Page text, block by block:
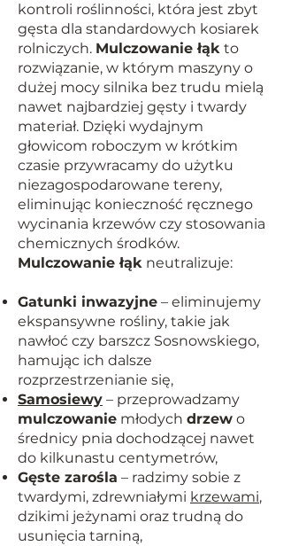
kontroli roślinności, która jest zbyt
gęsta dla standardowych kosiarek
rolniczych. Mulczowanie łąk to
rozwiązanie, w którym maszyny o
dużej mocy silnika bez trudu mielą
nawet najbardziej gęsty i twardy
materiał. Dzięki wydajnym
głowicom roboczym w krótkim
czasie przywracamy do użytku
niezagospodarowane tereny,
eliminując konieczność ręcznego
wycinania krzewów czy stosowania
chemicznych środków.
Mulczowanie łąk neutralizuje:
Gatunki inwazyjne – eliminujemy
ekspansywne rośliny, takie jak
nawłoć czy barszcz Sosnowskiego,
hamując ich dalsze
rozprzestrzenianie się,
Samosiewy – przeprowadzamy
mulczowanie młodych drzew o
średnicy pnia dochodzącej nawet
do kilkunastu centymetrów,
Gęste zarośla – radzimy sobie z
twardymi, zdrewniałymi krzewami,
dzikimi jeżynami oraz trudną do
usunięcia tarniną,